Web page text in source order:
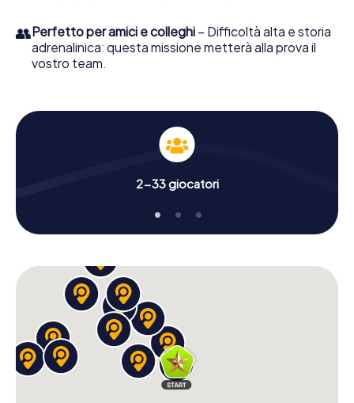
👥Perfetto per amici e colleghi – Difficoltà alta e storia
adrenalinica: questa missione metterà alla prova il
vostro team.
2-33 giocatori